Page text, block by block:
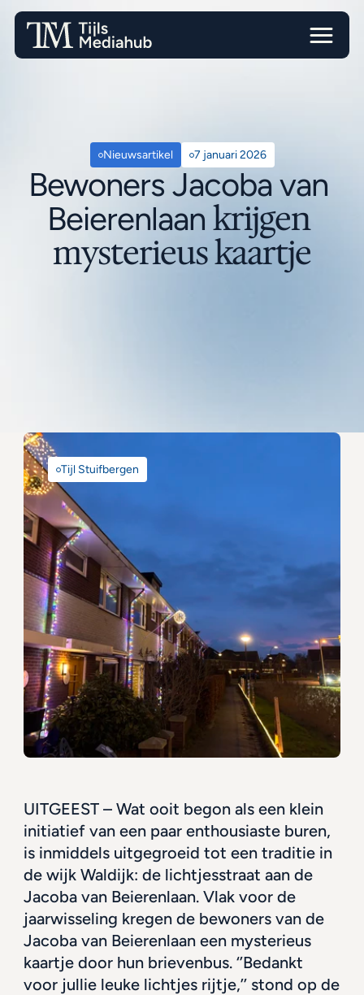
Nieuwsartikel 7 januari 2026
Bewoners Jacoba van
Beierenlaan krijgen
mysterieus kaartje
Tijl Stuifbergen
UITGEEST – Wat ooit begon als een klein
initiatief van een paar enthousiaste buren,
is inmiddels uitgegroeid tot een traditie in
de wijk Waldijk: de lichtjesstraat aan de
Jacoba van Beierenlaan. Vlak voor de
jaarwisseling kregen de bewoners van de
Jacoba van Beierenlaan een mysterieus
kaartje door hun brievenbus. ‘’Bedankt
voor jullie leuke lichtjes rijtje,’’ stond op de